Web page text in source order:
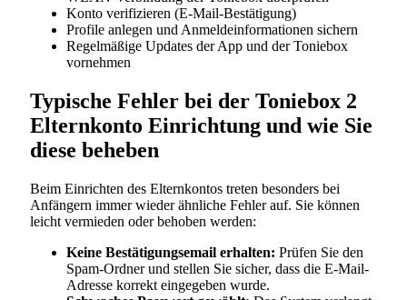
Konto verifizieren (E-Mail-Bestätigung)
Profile anlegen und Anmeldeinformationen sichern
Regelmäßige Updates der App und der Toniebox
vornehmen
Typische Fehler bei der Toniebox 2
Elternkonto Einrichtung und wie Sie
diese beheben
Beim Einrichten des Elternkontos treten besonders bei
Anfängern immer wieder ähnliche Fehler auf. Sie können
leicht vermieden oder behoben werden:
Keine Bestätigungsemail erhalten: Prüfen Sie den
Spam-Ordner und stellen Sie sicher, dass die E-Mail-
Adresse korrekt eingegeben wurde.